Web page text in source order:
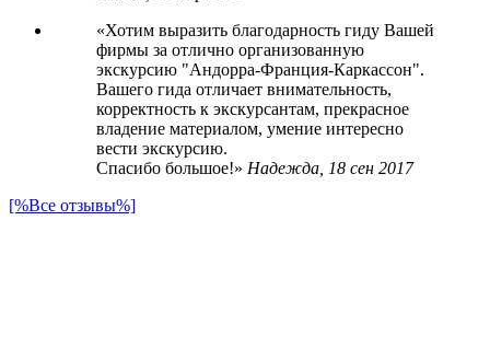
Хотим выразить благодарность гиду Вашей
фирмы за отлично организованную
экскурсию "Андорра-Франция-Каркассон".
Вашего гида отличает внимательность,
корректность к экскурсантам, прекрасное
владение материалом, умение интересно
вести экскурсию.
Спасибо большое!
Надежда, 18 сен 2017
[%Все отзывы%]